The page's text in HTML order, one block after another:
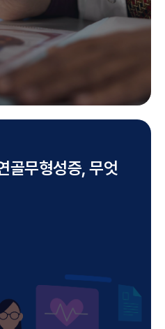
골무형성증, 무엇